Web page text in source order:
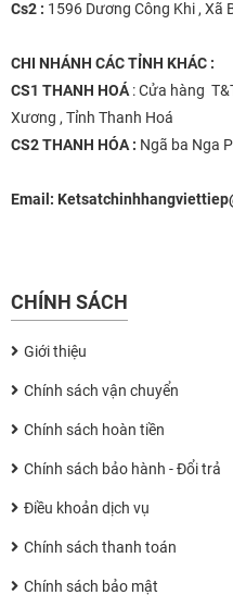
Cs2 : 1596 Dương Công Khi , Xã
CHI NHÁNH CÁC TỈNH KHÁC :
CS1 THANH HOÁ : Cửa hàng
Xương , Tỉnh Thanh Hoá
CS2 THANH HÓA : Ngã ba Nga
Email:
CHÍNH SÁCH
Giới thiệu
Chính sách vận chuyển
Chính sách hoàn tiền
Chính sách bảo hành - Đổi trả
Điều khoản dịch vụ
Chính sách thanh toán
Chính sách bảo mật